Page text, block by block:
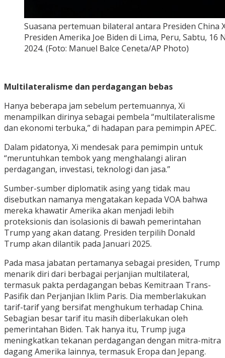
Suasana pertemuan bilateral antara Presiden China
Presiden Amerika Joe Biden di Lima, Peru, Sabtu, 16
2024. (Foto: Manuel Balce Ceneta/AP Photo)
Multilateralisme dan perdagangan bebas
Hanya beberapa jam sebelum pertemuannya, Xi
menampilkan dirinya sebagai pembela “multilateralisme
dan ekonomi terbuka,” di hadapan para pemimpin APEC.
Dalam pidatonya, Xi mendesak para pemimpin untuk
“meruntuhkan tembok yang menghalangi aliran
perdagangan, investasi, teknologi dan jasa.”
Sumber-sumber diplomatik asing yang tidak mau
disebutkan namanya mengatakan kepada VOA bahwa
mereka khawatir Amerika akan menjadi lebih
proteksionis dan isolasionis di bawah pemerintahan
Trump yang akan datang. Presiden terpilih Donald
Trump akan dilantik pada Januari 2025.
Pada masa jabatan pertamanya sebagai presiden, Trump
menarik diri dari berbagai perjanjian multilateral,
termasuk pakta perdagangan bebas Kemitraan Trans-
Pasifik dan Perjanjian Iklim Paris. Dia memberlakukan
tarif-tarif yang bersifat menghukum terhadap China.
Sebagian besar tarif itu masih diberlakukan oleh
pemerintahan Biden. Tak hanya itu, Trump juga
meningkatkan tekanan perdagangan dengan mitra-mitra
dagang Amerika lainnya, termasuk Eropa dan Jepang.